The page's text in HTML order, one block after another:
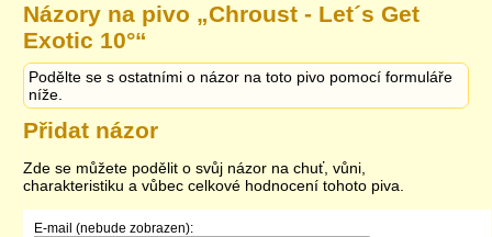
Názory na pivo „Chroust - Let´s Get
Exotic 10°“
Podělte se s ostatními o názor na toto pivo pomocí formuláře
níže.
Přidat názor
Zde se můžete podělit o svůj názor na chuť, vůni,
charakteristiku a vůbec celkové hodnocení tohoto piva.
E-mail (nebude zobrazen):